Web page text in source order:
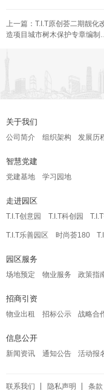
上一篇：T.I.T原创荟二期靓化
造项目城市树木保护专章编制服
关于我们
公司简介 组织架构 发展历
智慧党建
党建基地 学习园地
走进园区
T.I.T创意园 T.I.T科创园
T.I.T乐善园区 时尚荟180
园区服务
场地预定 物业服务 政策指
招商引资
物业出租 招标公示 战略合
信息公开
新闻资讯 通知公告 活动报
联系我们 隐私声明 条款